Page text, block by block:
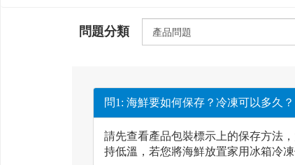
問題分類
問1: 海鮮要如何保存？冷凍可以多久？
請先查看產品包裝標示上的保存方法
持低溫，若您將海鮮放置家用冰箱冷